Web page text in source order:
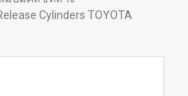
Cylinders TOYOTA